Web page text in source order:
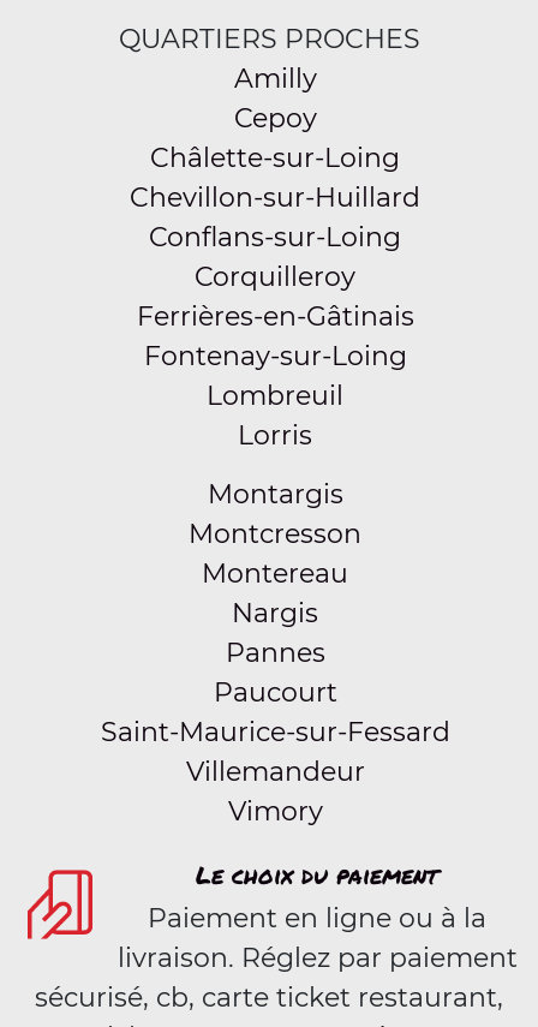
QUARTIERS PROCHES
Amilly
Cepoy
Châlette-sur-Loing
Chevillon-sur-Huillard
Conflans-sur-Loing
Corquilleroy
Ferrières-en-Gâtinais
Fontenay-sur-Loing
Lombreuil
Lorris
Montargis
Montcresson
Montereau
Nargis
Pannes
Paucourt
Saint-Maurice-sur-Fessard
Villemandeur
Vimory
Le choix du paiement
Paiement en ligne ou à la
livraison. Réglez par paiement
sécurisé, cb, carte ticket restaurant,